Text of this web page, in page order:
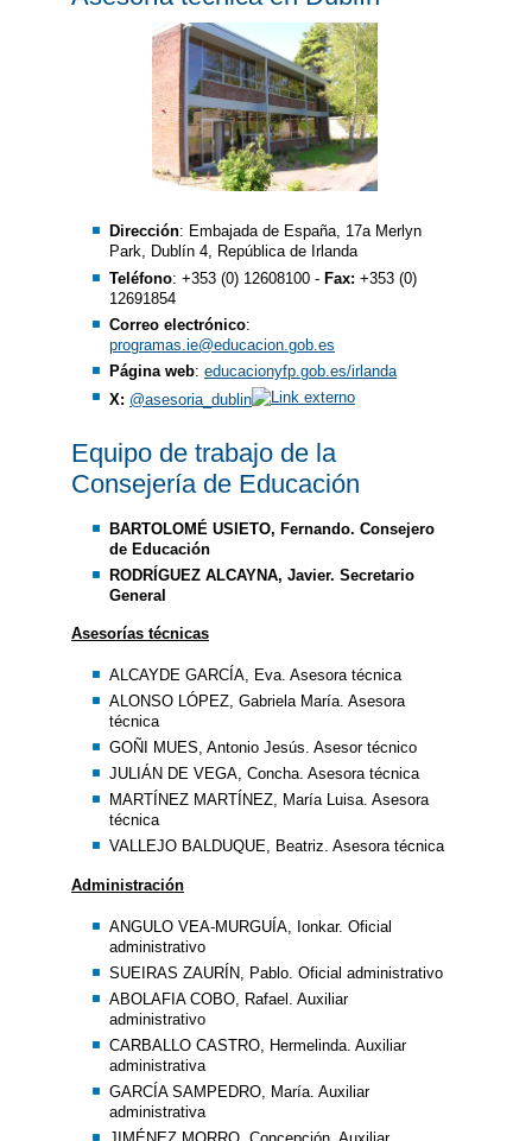
Dirección: Embajada de España, 17a Merlyn
Park, Dublín 4, República de Irlanda
Teléfono: +353 (0) 12608100 - Fax: +353 (0)
12691854
Correo electrónico:
programas.ie@educacion.gob.es
Página web: educacionyfp.gob.es/irlanda
X: @asesoria_dublin
Equipo de trabajo de la
Consejería de Educación
BARTOLOMÉ USIETO, Fernando. Consejero
de Educación
RODRÍGUEZ ALCAYNA, Javier. Secretario
General
Asesorías técnicas
ALCAYDE GARCÍA, Eva. Asesora técnica
ALONSO LÓPEZ, Gabriela María. Asesora
técnica
GOÑI MUES, Antonio Jesús. Asesor técnico
JULIÁN DE VEGA, Concha. Asesora técnica
MARTÍNEZ MARTÍNEZ, María Luisa. Asesora
técnica
VALLEJO BALDUQUE, Beatriz. Asesora técnica
Administración
ANGULO VEA-MURGUÍA, Ionkar. Oficial
administrativo
SUEIRAS ZAURÍN, Pablo. Oficial administrativo
ABOLAFIA COBO, Rafael. Auxiliar
administrativo
CARBALLO CASTRO, Hermelinda. Auxiliar
administrativa
GARCÍA SAMPEDRO, María. Auxiliar
administrativa